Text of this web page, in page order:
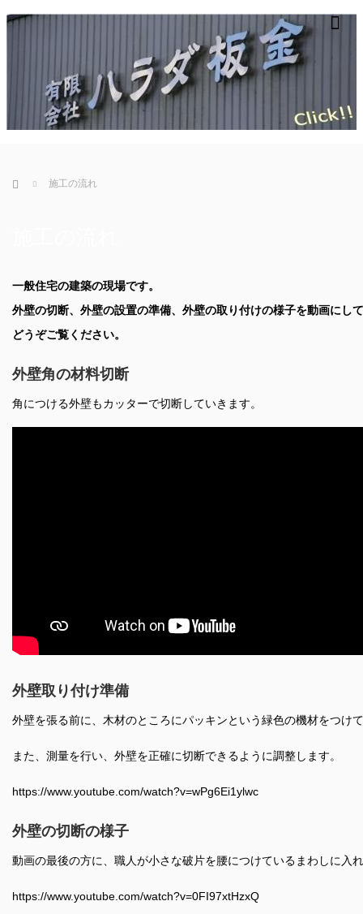
ホーム 施工の流れ
一般住宅の建築の現場です。
外壁の切断、外壁の設置の準備、外壁の取り付けの様子を動画にし
どうぞご覧ください。
外壁角の材料切断
角につける外壁もカッターで切断していきます。
外壁取り付け準備
外壁を張る前に、木材のところにパッキンという緑色の機材をつけ
また、測量を行い、外壁を正確に切断できるように調整します。
https://www.youtube.com/watch?v=wPg6Ei1ylwc
外壁の切断の様子
動画の最後の方に、職人が小さな破片を腰につけているまわしに入
https://www.youtube.com/watch?v=0FI97xtHzxQ